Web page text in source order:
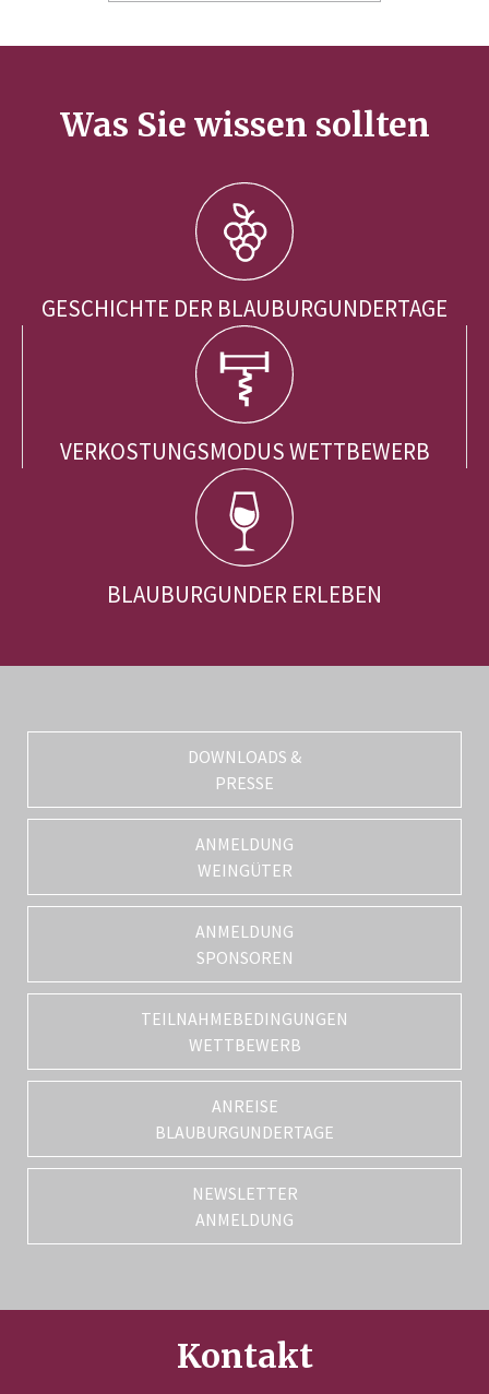
Was Sie wissen sollten
GESCHICHTE DER BLAUBURGUNDERTAGE
VERKOSTUNGSMODUS WETTBEWERB
BLAUBURGUNDER ERLEBEN
DOWNLOADS &
PRESSE
ANMELDUNG
WEINGÜTER
ANMELDUNG
SPONSOREN
TEILNAHMEBEDINGUNGEN
WETTBEWERB
ANREISE
BLAUBURGUNDERTAGE
NEWSLETTER
ANMELDUNG
Kontakt